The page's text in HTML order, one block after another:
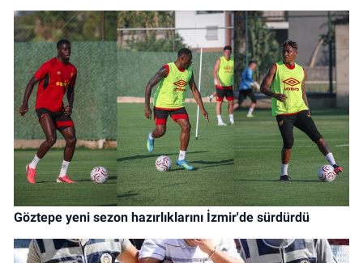
Göztepe yeni sezon hazırlıklarını İzmir'de sürdürdü